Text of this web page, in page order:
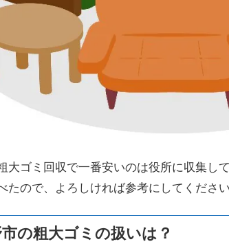
大ゴミ回収で一番安いのは役所に収集し
たので、よろしければ参考にしてください
の粗大ゴミの扱いは？